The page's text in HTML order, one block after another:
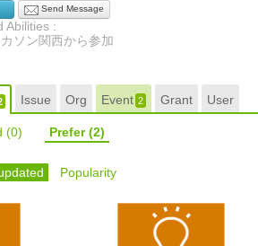
Send Message
Abilities :
ソン関西から参加
Issue Org Event2 Grant User
(0) Prefer(2)
Popularity